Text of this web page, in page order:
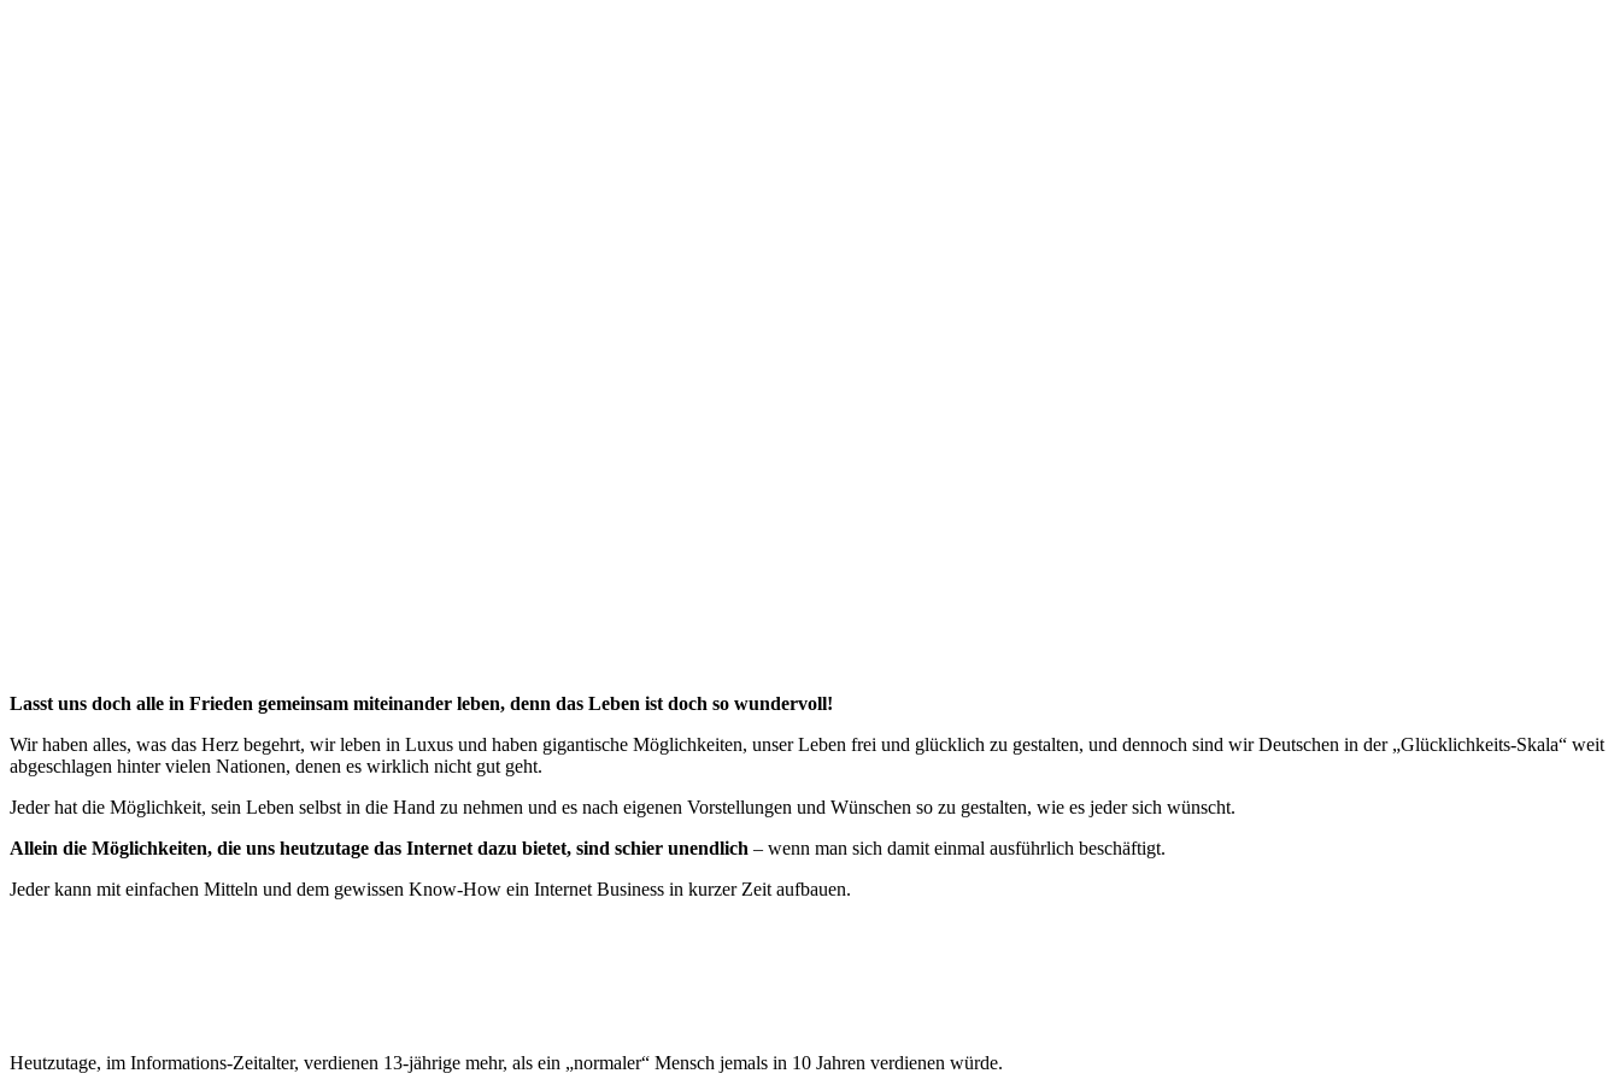
Lasst uns doch alle in Frieden gemeinsam miteinander leben, denn das Leben ist doch so wundervoll!
Wir haben alles, was das Herz begehrt, wir leben in Luxus und haben gigantische Möglichkeiten, unser Leben frei und glücklich zu gestalten, und dennoch sind wir Deutschen in der „Glücklichkeits-Skala“ weit
abgeschlagen hinter vielen Nationen, denen es wirklich nicht gut geht.
Jeder hat die Möglichkeit, sein Leben selbst in die Hand zu nehmen und es nach eigenen Vorstellungen und Wünschen so zu gestalten, wie es jeder sich wünscht.
Allein die Möglichkeiten, die uns heutzutage das Internet dazu bietet, sind schier unendlich – wenn man sich damit einmal ausführlich beschäftigt.
Jeder kann mit einfachen Mitteln und dem gewissen Know-How ein Internet Business in kurzer Zeit aufbauen.
Heutzutage, im Informations-Zeitalter, verdienen 13-jährige mehr, als ein „normaler“ Mensch jemals in 10 Jahren verdienen würde.